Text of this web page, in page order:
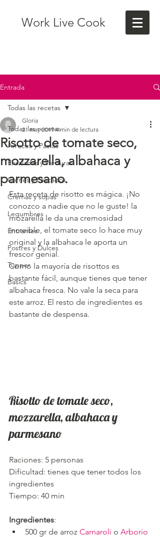
Work Live Cook
Entrada
Todas las recetas
Arroces y Pastas
Ensaladas y Verduras
Carnes y Pescados
Cremas y sopas
Legumbres
Entrantes
Postres y Dulces
Tupper
Basics
Todas las recetas
Risotto de tomate seco,
mozzarella, albahaca y
parmesano.
Gloria
21 may 2019 4 min de lectura
Esta receta de risotto es mágica. ¡No
conozco a nadie que no le guste! la
mozarella le da una cremosidad
increible, el tomate seco lo hace muy
original y la albahaca le aporta un
frescor genial.
Como la mayoría de risottos es
bastante fácil, aunque tienes que tener
albahaca fresca. No vale la seca para
este arroz. El resto de ingredientes es
bastante de despensa.
Risotto de tomate seco,
mozzarella, albahaca y
parmesano
Raciones: 5 personas
Dificultad: tienes que tener todos los
ingredientes
Tiempo: 40 min
Ingredientes:
500 gr de arroz Carnaroli o Arborio